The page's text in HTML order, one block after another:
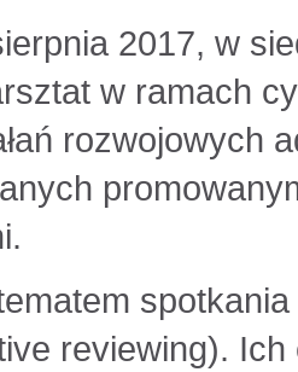
2017, w
w ramach
rozwojowych
reviewing). Ich